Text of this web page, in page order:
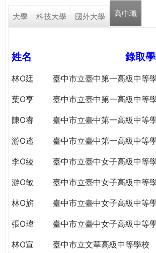
民。
e
e
e
大學 科技大學 國外大學 高中職
姓名 錄取
林O廷 臺中市立臺中第一高級中等
葉O亨 臺中市立臺中第一高級中等
陳O睿 臺中市立臺中第一高級中等
游O遙 臺中市立臺中第一高級中等
李O綾 臺中市立臺中女子高級中等
游O敏 臺中市立臺中女子高級中等
林O旂 臺中市立臺中女子高級中等
張O瑋 臺中市立臺中女子高級中等
林O宣 臺中市立文華高級中等學校